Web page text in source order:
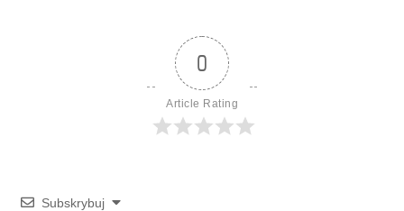
0
Article Rating
Subskrybuj